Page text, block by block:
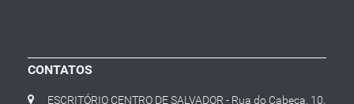
CONTATOS
ESCRITÓRIO CENTRO DE SALVADOR - Rua do Cabeça, 10,